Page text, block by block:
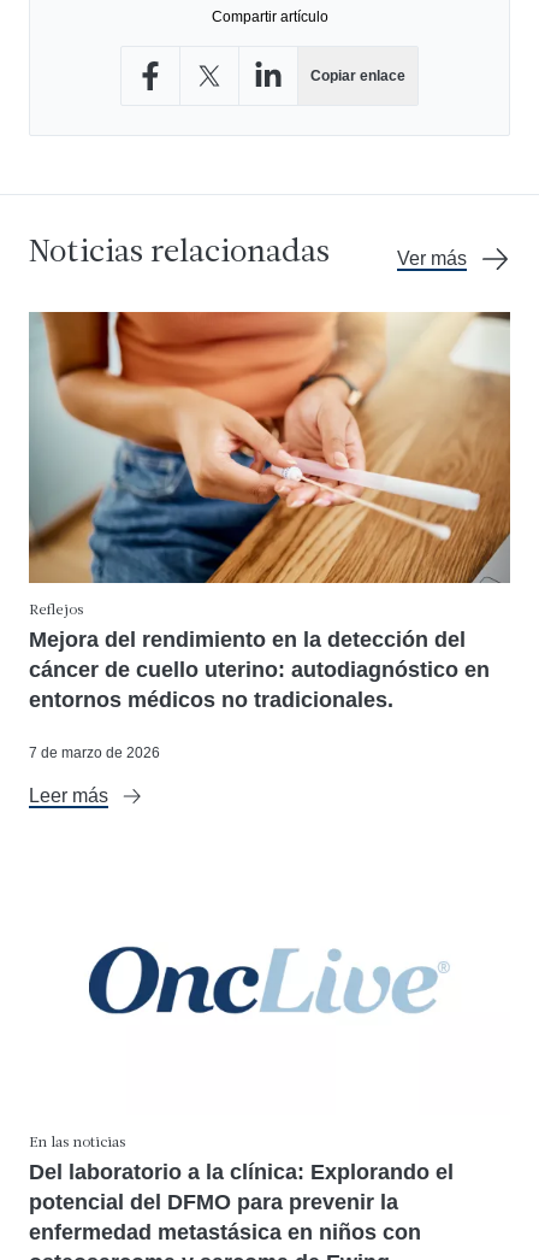
Compartir artículo
Copiar enlace
Noticias relacionadas Ver más
Reflejos
Mejora del rendimiento en la detección del
cáncer de cuello uterino: autodiagnóstico en
entornos médicos no tradicionales.
7 de marzo de 2026
Leer más
En las noticias
Del laboratorio a la clínica: Explorando el
potencial del DFMO para prevenir la
enfermedad metastásica en niños con